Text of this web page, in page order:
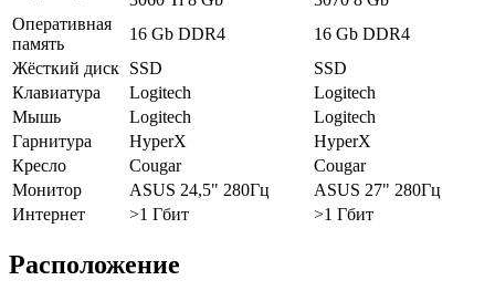
Оперативная
память
16 Gb DDR4
16 Gb DDR4
Жёсткий диск SSD
SSD
Клавиатура
Logitech
Logitech
Мышь
Logitech
Logitech
Гарнитура
HyperX
HyperX
Кресло
Cougar
Cougar
Монитор
ASUS 24,5" 280Гц
ASUS 27" 280Гц
Интернет
>1 Гбит >1 Гбит
Расположение